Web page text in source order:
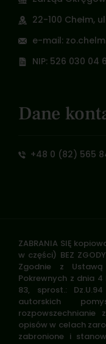
22-100 Chełm,
e-mail:
NIP: 526 030 04
Dane
+48 0 (82) 565
ZABRANIA SIĘ
w części) BEZ
Zgodnie z
Pokrewnych z dnia 4
83, sprost.:
autorskich
opisów w celach
zabronione i